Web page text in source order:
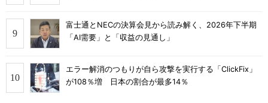
富士通とNECの決算会見から読み解く、2026年下半期
「AI需要」と「収益の見通し」
エラー解消のつもりが自ら攻撃を実行する「ClickFix」
が108％増 日本の割合が最多14％